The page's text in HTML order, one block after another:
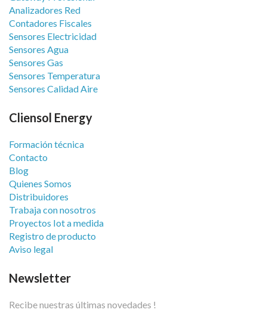
Analizadores Red
Contadores Fiscales
Sensores Electricidad
Sensores Agua
Sensores Gas
Sensores Temperatura
Sensores Calidad Aire
Cliensol Energy
Formación técnica
Contacto
Blog
Quienes Somos
Distribuidores
Trabaja con nosotros
Proyectos Iot a medida
Registro de producto
Aviso legal
Newsletter
Recibe nuestras últimas novedades !